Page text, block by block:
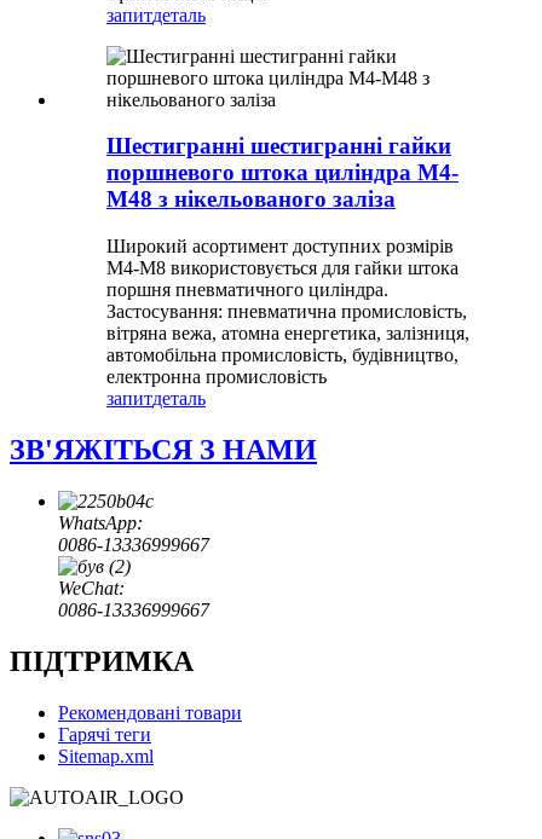
запитдеталь
Шестигранні шестигранні гайки
поршневого штока циліндра M4-
M48 з нікельованого заліза
Широкий асортимент доступних розмірів
M4-M8 використовується для гайки штока
поршня пневматичного циліндра.
Застосування: пневматична промисловість,
вітряна вежа, атомна енергетика, залізниця,
автомобільна промисловість, будівництво,
електронна промисловість
запитдеталь
ЗВ'ЯЖІТЬСЯ З НАМИ
WhatsApp:
0086-13336999667
WeChat:
0086-13336999667
ПІДТРИМКА
Рекомендовані товари
Гарячі теги
Sitemap.xml